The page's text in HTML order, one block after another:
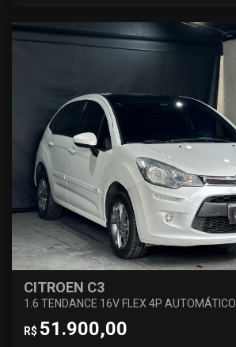
CITROEN C3
1.6 TENDANCE 16V FLEX 4P AUTOMÁTICO
R$ 51.900,00